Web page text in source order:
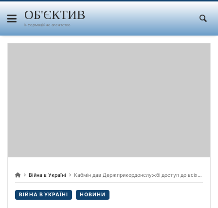
Skip
content ОБ'ЄКТИВ
Інформаційне агентство
Війна в Україні Кабмін дав Держприкордонслужбі доступ до всіх електронних баз і реєстрів, зокрема з обмеженим доступом, для перевірки українців, які перетинають кордон.
ВІЙНА В УКРАЇНІ НОВИНИ